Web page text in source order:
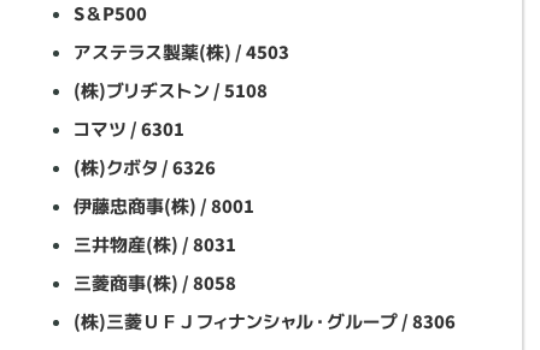
S＆P500
アステラス製薬(株) / 4503
(株)ブリヂストン / 5108
コマツ / 6301
(株)クボタ / 6326
伊藤忠商事(株) / 8001
三井物産(株) / 8031
三菱商事(株) / 8058
(株)三菱ＵＦＪフィナンシャル・グループ / 8306